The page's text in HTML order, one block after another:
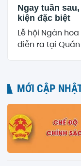
Ngay tuần
kiện đặc biệt
Lễ hội Ngàn
diễn ra tại Quần
MỚI CẬP